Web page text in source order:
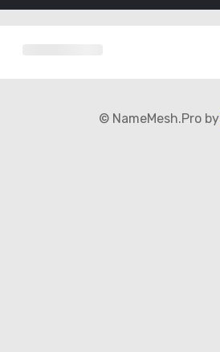
© NameMesh.Pro by